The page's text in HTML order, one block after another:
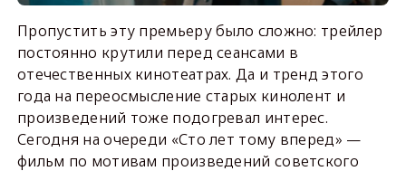
Пропустить эту премьеру было сложно: трейлер
постоянно крутили перед сеансами в
отечественных кинотеатрах. Да и тренд этого
года на переосмысление старых кинолент и
произведений тоже подогревал интерес.
Сегодня на очереди «Сто лет тому вперед» —
фильм по мотивам произведений советского